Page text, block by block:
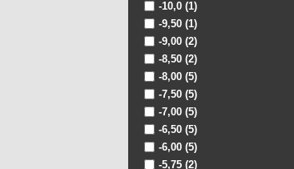
-10,0 (1)
-9,50 (1)
-9,00 (2)
-8,50 (2)
-8,00 (5)
-7,50 (5)
-7,00 (5)
-6,50 (5)
-6,00 (5)
-5,75 (2)